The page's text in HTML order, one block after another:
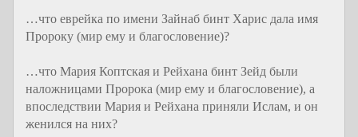
…что еврейка по имени Зайнаб бинт Харис дала имя
Пророку (мир ему и благословение)?
…что Мария Коптская и Рейхана бинт Зейд были
наложницами Пророка (мир ему и благословение), а
впоследствии Мария и Рейхана приняли Ислам, и он
женился на них?